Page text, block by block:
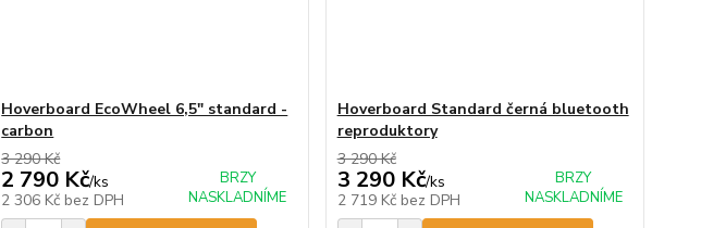
Hoverboard EcoWheel 6,5" standard -
carbon
3 290 Kč
2 790 Kč/ks
2 306 Kč bez DPH
BRZY
NASKLADNÍME
Hoverboard Standard černá bluetooth
reproduktory
3 290 Kč
3 290 Kč/ks
2 719 Kč bez DPH
BRZY
NASKLADNÍME